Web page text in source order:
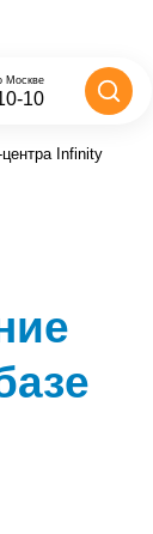
Москве
10
Infinity